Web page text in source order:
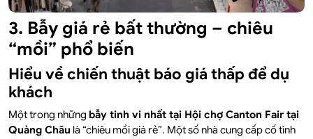
3. Bẫy giá rẻ bất thường – chiêu
“mồi” phổ biến
Hiểu về chiến thuật báo giá thấp để dụ
khách
Một trong những bẫy tinh vi nhất tại Hội chợ Canton Fair tại
Quảng Châu là “chiêu mồi giá rẻ”. Một số nhà cung cấp cố tình